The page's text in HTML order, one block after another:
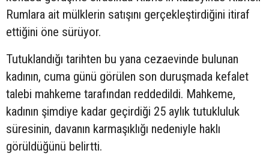
Rumlara ait mülklerin satışını gerçekleştirdiğini itiraf
ettiğini öne sürüyor.
Tutuklandığı tarihten bu yana cezaevinde bulunan
kadının, cuma günü görülen son duruşmada kefalet
talebi mahkeme tarafından reddedildi. Mahkeme,
kadının şimdiye kadar geçirdiği 25 aylık tutukluluk
süresinin, davanın karmaşıklığı nedeniyle haklı
görüldüğünü belirtti.